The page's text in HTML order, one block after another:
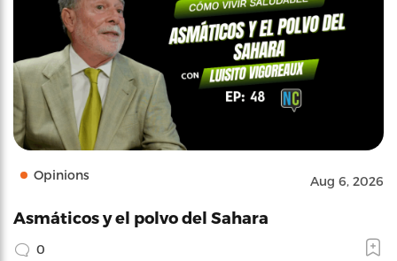
Opinions Aug 6, 2026
Asmáticos y el polvo del Sahara
0